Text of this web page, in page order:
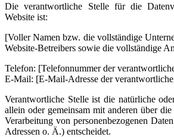
Die verantwortliche Stelle für die
Website ist:
[Voller Namen bzw. die vollständige
Website-Betreibers sowie die vollständige
Telefon: [Telefonnummer der
E-Mail: [E-Mail-Adresse der
Verantwortliche Stelle ist die natürliche
allein oder gemeinsam mit anderen über
Verarbeitung von personenbezogenen
Adressen o. Ä.) entscheidet.